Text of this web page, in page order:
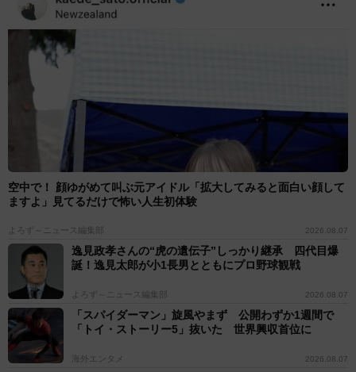
空中で！ 顔ゆがめて叫ぶ元アイドル「拡大してみると面白い顔して
ますよ」見てるだけで怖い人生初体験
よろず～ニュース編集部 2026.08.07
逸見政孝さんの“虎の遺伝子”しっかり継承 四代目爆
誕！逸見太郎が小1長男とともにプロ野球観戦
よろず～ニュース編集部 2026.08.07
「スパイダーマン」旋風やまず 公開わずか1週間で
「トイ・ストーリー5」抜いた 世界興収首位に
海外エンタメ 2026.08.07